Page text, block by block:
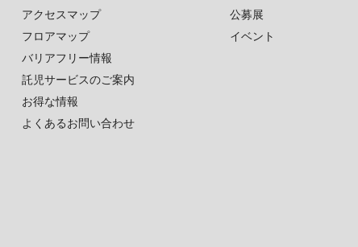
アクセスマップ
フロアマップ
バリアフリー情報
託児サービスのご案内
お得な情報
よくあるお問い合わせ
公募展
イベント